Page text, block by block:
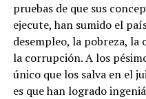
pruebas de que sus
ejecute, han sumido el
desempleo, la pobreza,
la corrupción. A los
único que los salva en el
es que han logrado